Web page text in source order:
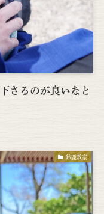
さるのが良いなと
鈴鹿教室